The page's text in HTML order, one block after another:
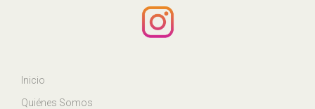
Inicio
Quiénes Somos